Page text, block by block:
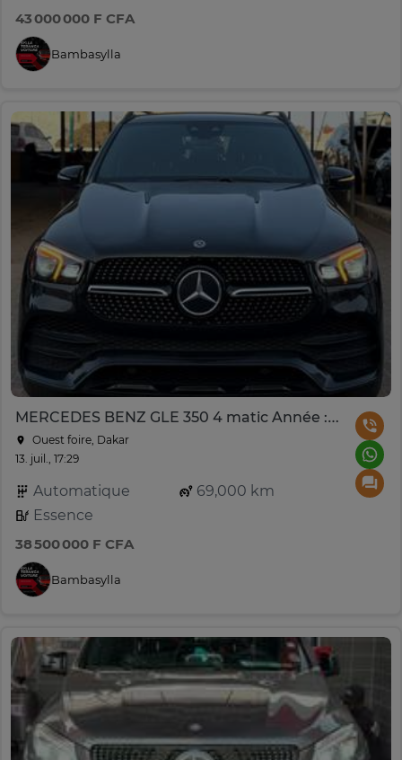
43 000 000 F CFA
Bambasylla
MERCEDES BENZ GLE 350 4 matic Année :2021
Ouest foire, Dakar
13. juil., 17:29
Automatique
69,000 km
Essence
38 500 000 F CFA
Bambasylla